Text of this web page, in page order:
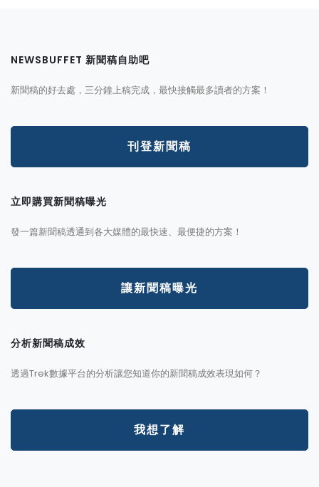
NEWSBUFFET 新聞稿自助吧
新聞稿的好去處，三分鐘上稿完成，最快接觸最多讀者的方案！
刊登新聞稿
立即購買新聞稿曝光
發一篇新聞稿透通到各大媒體的最快速、最便捷的方案！
讓新聞稿曝光
分析新聞稿成效
透過Trek數據平台的分析讓您知道你的新聞稿成效表現如何？
我想了解